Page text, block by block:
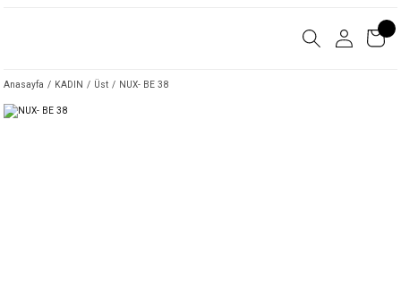
Anasayfa KADIN Üst NUX- BE 38